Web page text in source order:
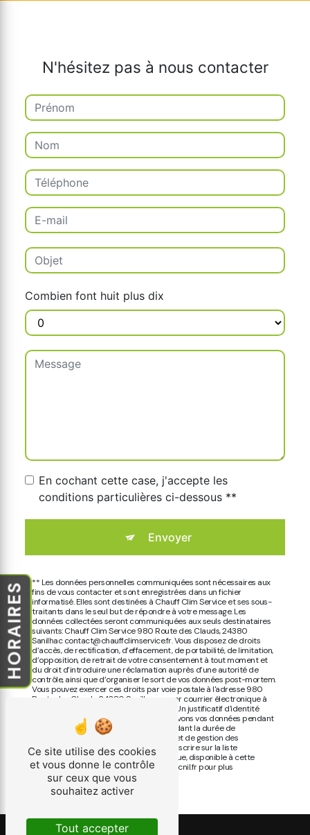
HORAIRES
N'hésitez pas à nous contacter
Combien font huit plus dix
En cochant cette case, j'accepte les
conditions particulières ci-dessous **
Envoyer
** Les données personnelles communiquées sont nécessaires aux
fins de vous contacter et sont enregistrées dans un fichier
informatisé. Elles sont destinées à Chauff Clim Service et ses sous-
traitants dans le seul but de répondre à votre message. Les
données collectées seront communiquées aux seuls destinataires
suivants: Chauff Clim Service 980 Route des Clauds, 24380
Sanilhac contact@chauffclimservice.fr. Vous disposez de droits
d’accès, de rectification, d’effacement, de portabilité, de limitation,
d’opposition, de retrait de votre consentement à tout moment et
du droit d’introduire une réclamation auprès d’une autorité de
contrôle, ainsi que d’organiser le sort de vos données post-mortem.
Vous pouvez exercer ces droits par voie postale à l'adresse 980
Route des Clauds, 24380 Sanilhac ou par courrier électronique à
l'adresse contact@chauffclimservice.fr. Un justificatif d'identité
pourra vous être demandé. Nous conservons vos données pendant
la période de prise de contact puis pendant la durée de
prescription légale aux fins probatoires et de gestion des
contentieux. Vous avez le droit de vous inscrire sur la liste
d'opposition au démarchage téléphonique, disponible à cette
adresse:Bloctel.gouv.fr. Consultez le site cnil.fr pour plus
d’informations sur vos droits.
Ce site utilise des cookies
et vous donne le contrôle
sur ceux que vous
souhaitez activer
Tout accepter